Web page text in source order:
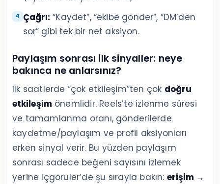
Çağrı: “Kaydet”, “ekibe gönder”, “DM’den
sor” gibi tek bir net aksiyon.
Paylaşım sonrası ilk sinyaller: neye
bakınca ne anlarsınız?
İlk saatlerde “çok etkileşim”ten çok doğru
etkileşim önemlidir. Reels’te izlenme süresi
ve tamamlanma oranı, gönderilerde
kaydetme/paylaşım ve profil aksiyonları
erken sinyal verir. Bu yüzden paylaşım
sonrası sadece beğeni sayısını izlemek
yerine İçgörüler’de şu sırayla bakın: erişim →